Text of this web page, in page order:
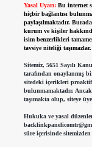
Yasal Uyarı: Bu internet
hiçbir bağlantısı
paylaşılmaktadır.
kurum ve kişiler
isim benzerlikleri
tavsiye niteliği taşımazlar.
Sitemiz, 5651 Sayılı
tarafından onaylanmış
sitedeki içerikleri proaktif
bulunmamaktadır.
taşımakta olup, siteye
Hukuka ve yasal
süre içerisinde sitemizden